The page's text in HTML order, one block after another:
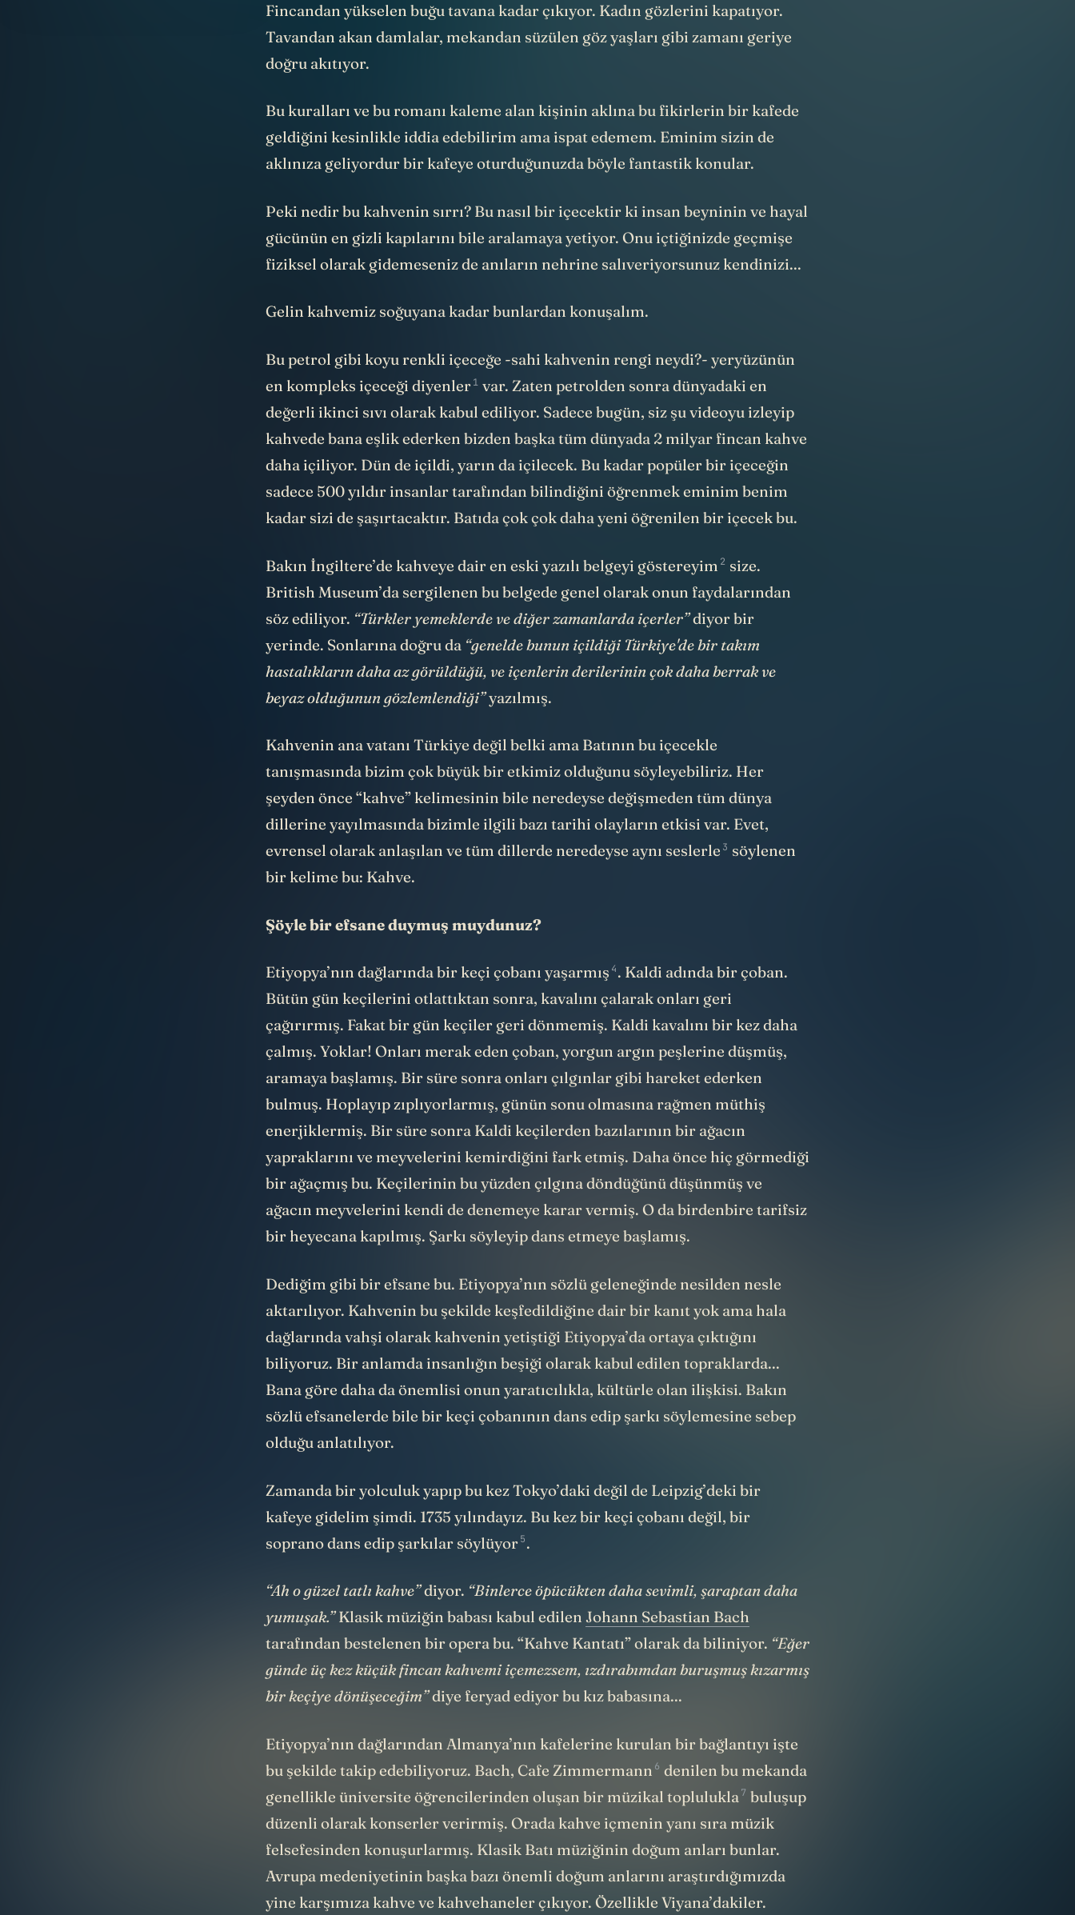
Fincandan yükselen buğu tavana kadar çıkıyor. Kadın gözlerini kapatıyor.
Tavandan akan damlalar, mekandan süzülen göz yaşları gibi zamanı geriye
doğru akıtıyor.
Bu kuralları ve bu romanı kaleme alan kişinin aklına bu fikirlerin bir kafede
geldiğini kesinlikle iddia edebilirim ama ispat edemem. Eminim sizin de
aklınıza geliyordur bir kafeye oturduğunuzda böyle fantastik konular.
Peki nedir bu kahvenin sırrı? Bu nasıl bir içecektir ki insan beyninin ve hayal
gücünün en gizli kapılarını bile aralamaya yetiyor. Onu içtiğinizde geçmişe
fiziksel olarak gidemeseniz de anıların nehrine salıveriyorsunuz kendinizi...
Gelin kahvemiz soğuyana kadar bunlardan konuşalım.
Bu petrol gibi koyu renkli içeceğe -sahi kahvenin rengi neydi?- yeryüzünün
en kompleks içeceği diyenler1 var. Zaten petrolden sonra dünyadaki en
değerli ikinci sıvı olarak kabul ediliyor. Sadece bugün, siz şu videoyu izleyip
kahvede bana eşlik ederken bizden başka tüm dünyada 2 milyar fincan kahve
daha içiliyor. Dün de içildi, yarın da içilecek. Bu kadar popüler bir içeceğin
sadece 500 yıldır insanlar tarafından bilindiğini öğrenmek eminim benim
kadar sizi de şaşırtacaktır. Batıda çok çok daha yeni öğrenilen bir içecek bu.
Bakın İngiltere’de kahveye dair en eski yazılı belgeyi göstereyim 2 size.
British Museum’da sergilenen bu belgede genel olarak onun faydalarından
söz ediliyor. “Türkler yemeklerde ve diğer zamanlarda içerler”diyor bir
yerinde. Sonlarına doğru da “genelde bunun içildiği Türkiye'de bir takım
hastalıkların daha az görüldüğü, ve içenlerin derilerinin çok daha berrak ve
beyaz olduğunun gözlemlendiği”yazılmış.
Kahvenin ana vatanı Türkiye değil belki ama Batının bu içecekle
tanışmasında bizim çok büyük bir etkimiz olduğunu söyleyebiliriz. Her
şeyden önce “kahve” kelimesinin bile neredeyse değişmeden tüm dünya
dillerine yayılmasında bizimle ilgili bazı tarihi olayların etkisi var. Evet,
evrensel olarak anlaşılan ve tüm dillerde neredeyse aynı seslerle 3 söylenen
bir kelime bu: Kahve.
Şöyle bir efsane duymuş muydunuz?
Etiyopya’nın dağlarında bir keçi çobanı yaşarmış 4. Kaldi adında bir çoban.
Bütün gün keçilerini otlattıktan sonra, kavalını çalarak onları geri
çağırırmış. Fakat bir gün keçiler geri dönmemiş. Kaldi kavalını bir kez daha
çalmış. Yoklar! Onları merak eden çoban, yorgun argın peşlerine düşmüş,
aramaya başlamış. Bir süre sonra onları çılgınlar gibi hareket ederken
bulmuş. Hoplayıp zıplıyorlarmış, günün sonu olmasına rağmen müthiş
enerjiklermiş. Bir süre sonra Kaldi keçilerden bazılarının bir ağacın
yapraklarını ve meyvelerini kemirdiğini fark etmiş. Daha önce hiç görmediği
bir ağaçmış bu. Keçilerinin bu yüzden çılgına döndüğünü düşünmüş ve
ağacın meyvelerini kendi de denemeye karar vermiş. O da birdenbire tarifsiz
bir heyecana kapılmış. Şarkı söyleyip dans etmeye başlamış.
Dediğim gibi bir efsane bu. Etiyopya’nın sözlü geleneğinde nesilden nesle
aktarılıyor. Kahvenin bu şekilde keşfedildiğine dair bir kanıt yok ama hala
dağlarında vahşi olarak kahvenin yetiştiği Etiyopya’da ortaya çıktığını
biliyoruz. Bir anlamda insanlığın beşiği olarak kabul edilen topraklarda...
Bana göre daha da önemlisi onun yaratıcılıkla, kültürle olan ilişkisi. Bakın
sözlü efsanelerde bile bir keçi çobanının dans edip şarkı söylemesine sebep
olduğu anlatılıyor.
Zamanda bir yolculuk yapıp bu kez Tokyo’daki değil de Leipzig’deki bir
kafeye gidelim şimdi. 1735 yılındayız. Bu kez bir keçi çobanı değil, bir
soprano dans edip şarkılar söylüyor5.
“Ah o güzel tatlı kahve”diyor. “Binlerce öpücükten daha sevimli, şaraptan daha
yumuşak.”Klasik müziğin babası kabul edilen Johann Sebastian Bach
tarafından bestelenen bir opera bu. “Kahve Kantatı” olarak da biliniyor. “Eğer
günde üç kez küçük fincan kahvemi içemezsem, ızdırabımdan buruşmuş kızarmış
bir keçiye dönüşeceğim”diye feryad ediyor bu kız babasına...
Etiyopya’nın dağlarından Almanya’nın kafelerine kurulan bir bağlantıyı işte
bu şekilde takip edebiliyoruz. Bach, Cafe Zimmermann 6 denilen bu mekanda
genellikle üniversite öğrencilerinden oluşan bir müzikal toplulukla7 buluşup
düzenli olarak konserler verirmiş. Orada kahve içmenin yanı sıra müzik
felsefesinden konuşurlarmış. Klasik Batı müziğinin doğum anları bunlar.
Avrupa medeniyetinin başka bazı önemli doğum anlarını araştırdığımızda
yine karşımıza kahve ve kahvehaneler çıkıyor. Özellikle Viyana’dakiler.